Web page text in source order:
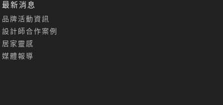
最新消息
品牌活動資訊
設計師合作案例
居家靈感
媒體報導